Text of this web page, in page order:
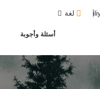
أسئلة وأجوبة
لغة